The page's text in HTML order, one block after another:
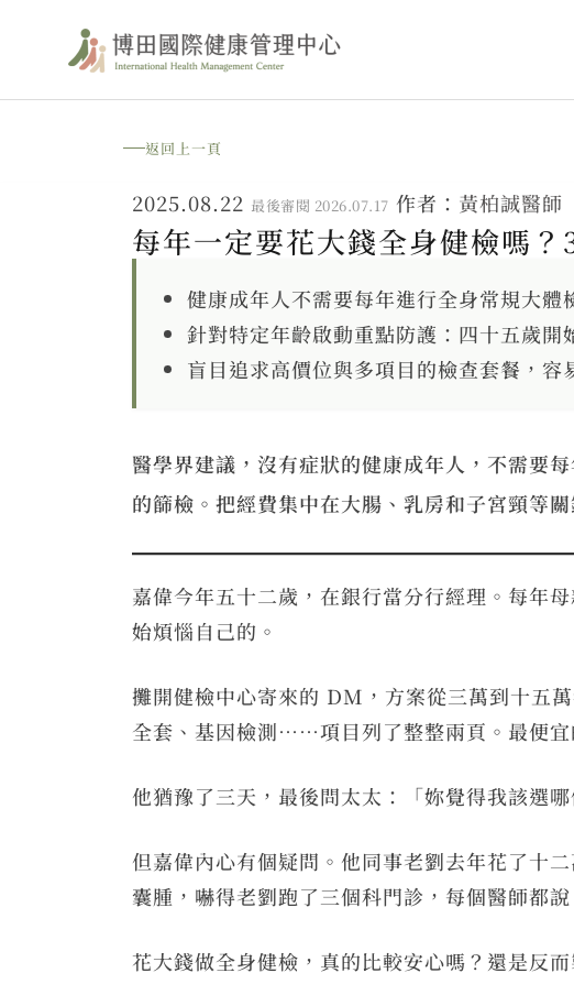
主
返回上一頁
2025.08.22 最後審閱 2026.07.17 作者： 黃柏誠醫師
每年一定要花大錢全身健檢嗎
健康成年人不需要每年進行全身常規大體
針對特定年齡啟動重點防護：四十五歲開
盲目追求高價位與多項目的檢查套餐，
醫學界建議，沒有症狀的健康成年人，不需要
的篩檢。把經費集中在大腸、乳房和子宮頸等
嘉偉今年五十二歲，在銀行當分行經理。每年
始煩惱自己的。
攤開健檢中心寄來的 DM，方案從三萬到十五
全套、基因檢測⋯⋯項目列了整整兩頁。最便宜
他猶豫了三天，最後問太太：「妳覺得我該選
但嘉偉內心有個疑問。他同事老劉去年花了十
囊腫，嚇得老劉跑了三個科門診，每個醫師都
花大錢做全身健檢，真的比較安心嗎？還是反